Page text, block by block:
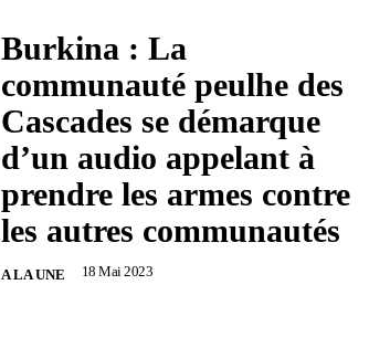
Burkina : La
communauté peulhe des
Cascades se démarque
d’un audio appelant à
prendre les armes contre
les autres communautés
A LA UNE 18 Mai 2023